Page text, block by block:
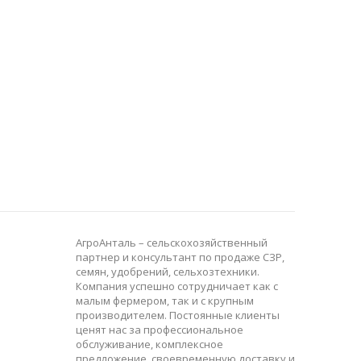
АгроАнталь – сельскохозяйственный
партнер и консультант по продаже СЗР,
семян, удобрений, сельхозтехники.
Компания успешно сотрудничает как с
малым фермером, так и с крупным
производителем. Постоянные клиенты
ценят нас за профессиональное
обслуживание, комплексное